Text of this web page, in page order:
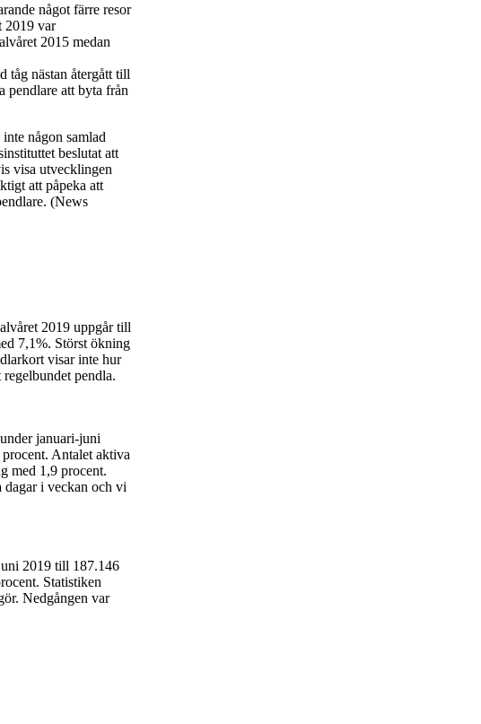
något färre resor
2019 var
2015 medan
tåg nästan återgått till
pendlare att byta från
någon samlad
beslutat att
visa utvecklingen
att påpeka att
(News
2019 uppgår till
7,1%. Störst ökning
visar inte hur
pendla.
januari-juni
Antalet aktiva
med 1,9 procent.
dagar i veckan och vi
2019 till 187.146
Statistiken
Nedgången var